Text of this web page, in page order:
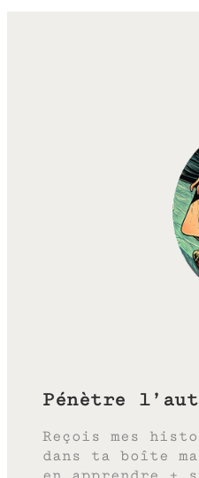
Pénètre
Reçois mes
dans ta boîte